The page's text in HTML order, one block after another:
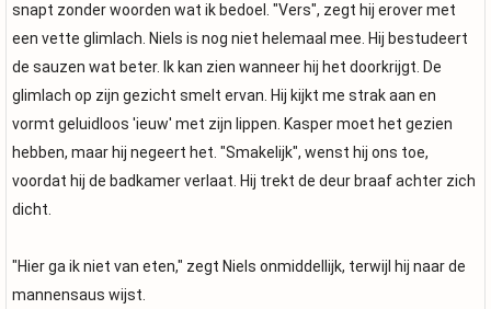
snapt zonder woorden wat ik bedoel. "Vers", zegt hij erover met
een vette glimlach. Niels is nog niet helemaal mee. Hij bestudeert
de sauzen wat beter. Ik kan zien wanneer hij het doorkrijgt. De
glimlach op zijn gezicht smelt ervan. Hij kijkt me strak aan en
vormt geluidloos 'ieuw' met zijn lippen. Kasper moet het gezien
hebben, maar hij negeert het. "Smakelijk", wenst hij ons toe,
voordat hij de badkamer verlaat. Hij trekt de deur braaf achter zich
dicht.
"Hier ga ik niet van eten," zegt Niels onmiddellijk, terwijl hij naar de
mannensaus wijst.